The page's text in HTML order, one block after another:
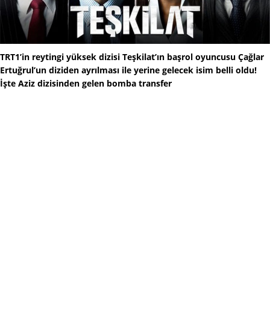
TRT1’in reytingi yüksek dizisi Teşkilat’ın başrol oyuncusu Çağlar
Ertuğrul’un diziden ayrılması ile yerine gelecek isim belli oldu!
İşte Aziz dizisinden gelen bomba transfer